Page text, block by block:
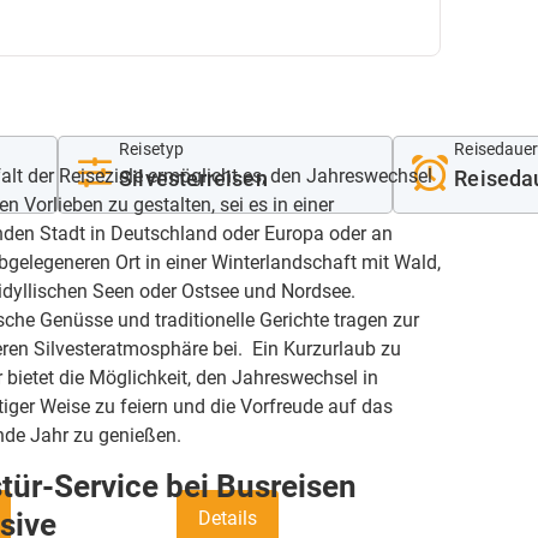
Reisetyp Reisedauer
Details
der Reiseziele ermöglicht es, den Jahreswechsel
Vorlieben zu gestalten, sei es in einer
Stadt in Deutschland oder Europa oder an
Ort in einer Winterlandschaft mit Wald,
Seen oder Ostsee und Nordsee.
Genüsse und traditionelle Gerichte tragen zur
Silvesteratmosphäre bei. Ein Kurzurlaub zu
bietet die Möglichkeit, den Jahreswechsel in
Weise zu feiern und die Vorfreude auf das
Jahr zu genießen.
Service bei Busreisen